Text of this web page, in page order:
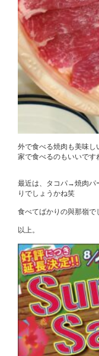
外で食べる焼肉も美味し
家で食べるのもいいです
最近は、タコパ→焼肉パ
りでしょうかね笑
食べてばかりの與那嶺で
以上。